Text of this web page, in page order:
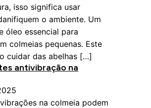
isso significa usar
o ambiente. Um
óleo essencial para
colmeias pequenas. Este
cuidar das abelhas […]
antivibração na
na colmeia podem